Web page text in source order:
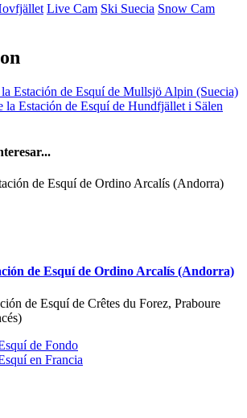
Live Cam Ski Suecia Snow Cam
Estación de Esquí de Mullsjö Alpin (Suecia)
la Estación de Esquí de Hundfjället i Sälen
de Esquí de Ordino Arcalís (Andorra)
de Fondo
en Francia